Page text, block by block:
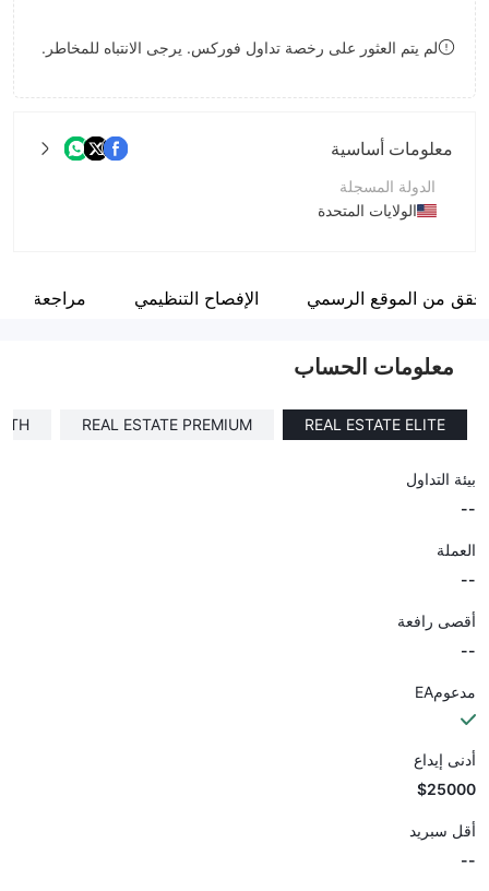
8
9
لم يتم العثور على رخصة تداول فوركس. يرجى الانتباه للمخاطر.
معلومات أساسية
الدولة المسجلة
الولايات المتحدة
اسم الشركة
من الموقع الرسمي الإفصاح التنظيمي مراجعة
معلومات الحساب
REAL ESTATE ELITE
REAL ESTATE PREMIUM
بيئة التداول
--
العملة
--
أقصى رافعة
--
مدعومEA
أدنى إيداع
$25000
أقل سبريد
--